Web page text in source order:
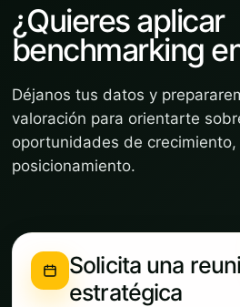
¿Quieres aplicar
benchmarking
Déjanos tus datos y
valoración para orientarte
oportunidades de
posicionamiento.
Solicita una
estratégica